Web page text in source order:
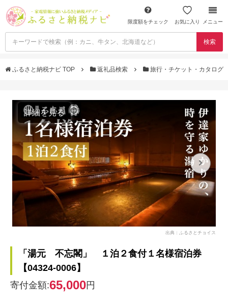
限度額をチェック お気に入り メニュー
検索
ふるさと納税ナビ TOP 返礼品検索 旅行・チケット・カタログ
詳細を見る
出典：ふるさとチョイス
「湯元 不忘閣」 １泊２食付１名様宿泊券
【04324-0006】
寄付金額:65,000円